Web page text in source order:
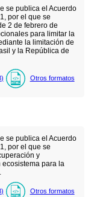
se publica el Acuerdo
por el que se
2 de febrero de
para limitar la
la limitación de
y la República de
) Otros formatos
se publica el Acuerdo
por el que se
y
para la
) Otros formatos